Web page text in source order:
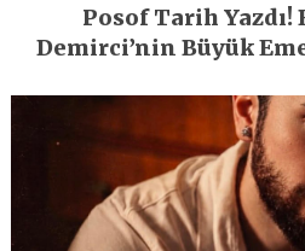
Posof Tarih Yazdı!
Demirci’nin Büyük